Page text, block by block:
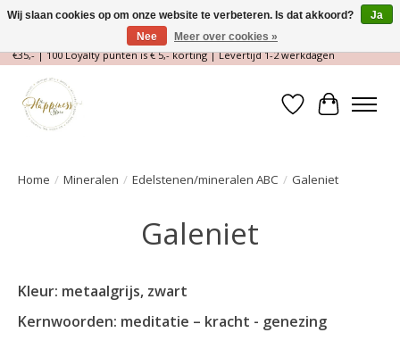
Magische Conceptstore, Edelstenen & Spirituele winkel | Gratis verzending >
€35,- | 100 Loyalty punten is € 5,- korting | Levertijd 1-2 werkdagen
Verlanglijst
Home / Mineralen / Edelstenen/mineralen ABC / Galeniet
Galeniet
Kleur: metaalgrijs, zwart
Kernwoorden: meditatie – kracht - genezing
Wij slaan cookies op om onze website te verbeteren. Is dat akkoord?
Ja
Nee
Meer over cookies »